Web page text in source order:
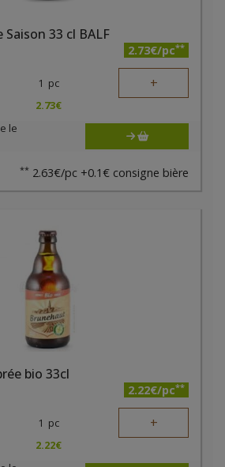
Saison 33 cl BALF
2.73€/pc**
1 pc +
2.73€
le
** 2.63€/pc +0.1€ consigne bière
bio 33cl
2.22€/pc**
1 pc +
2.22€